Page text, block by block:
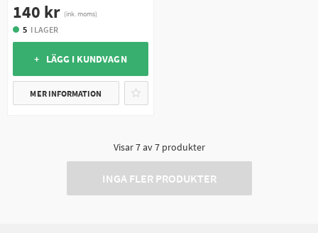
140 kr (ink. moms)
5 I LAGER
+ LÄGG I KUNDVAGN
MER INFORMATION
Visar7av7produkter
INGA FLER PRODUKTER